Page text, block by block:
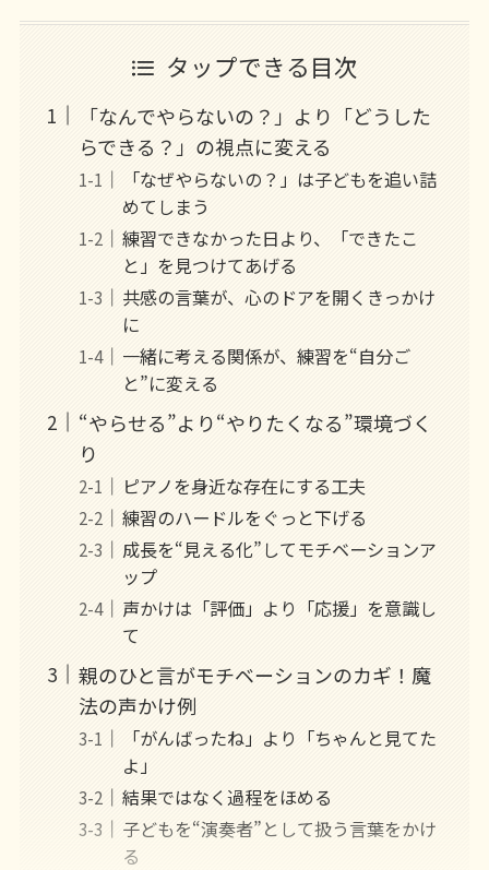
タップできる目次
「なんでやらないの？」より「どうした
らできる？」の視点に変える
「なぜやらないの？」は子どもを追い詰
めてしまう
練習できなかった日より、「できたこ
と」を見つけてあげる
共感の言葉が、心のドアを開くきっかけ
に
一緒に考える関係が、練習を“自分ご
と”に変える
“やらせる”より“やりたくなる”環境づく
り
ピアノを身近な存在にする工夫
練習のハードルをぐっと下げる
成長を“見える化”してモチベーションア
ップ
声かけは「評価」より「応援」を意識し
て
親のひと言がモチベーションのカギ！魔
法の声かけ例
「がんばったね」より「ちゃんと見てた
よ」
結果ではなく過程をほめる
子どもを“演奏者”として扱う言葉をかけ
る